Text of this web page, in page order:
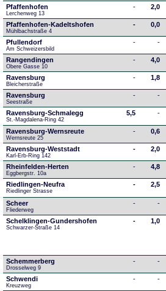
Pfaffenhofen
Lerchenweg 13
- 2,0
Pfaffenhofen-Kadeltshofen
Mühlbachstraße 4
- 0,0
Pfullendorf
Am Schweizersbild
- -
Rangendingen
Obere Gasse 10
- 4,0
Ravensburg
Bleicherstraße
- 1,8
Ravensburg
Seestraße
- -
Ravensburg-Schmalegg
St.-Magdalena-Ring 42
5,5 -
Ravensburg-Wernsreute
Wernsreute 25
- 0,6
Ravensburg-Weststadt
Karl-Erb-Ring 142
- 2,0
Rheinfelden-Herten
Eggbergstr. 10a
- 4,8
Riedlingen-Neufra
Riedlinger Strasse
- 2,5
Scheer
Fliederweg
- -
Schelklingen-Gundershofen
Schwarzer-Straße 14
- 1,0
Schemmerberg
Drosselweg 9
- -
Schwendi
Kreuzweg
- -